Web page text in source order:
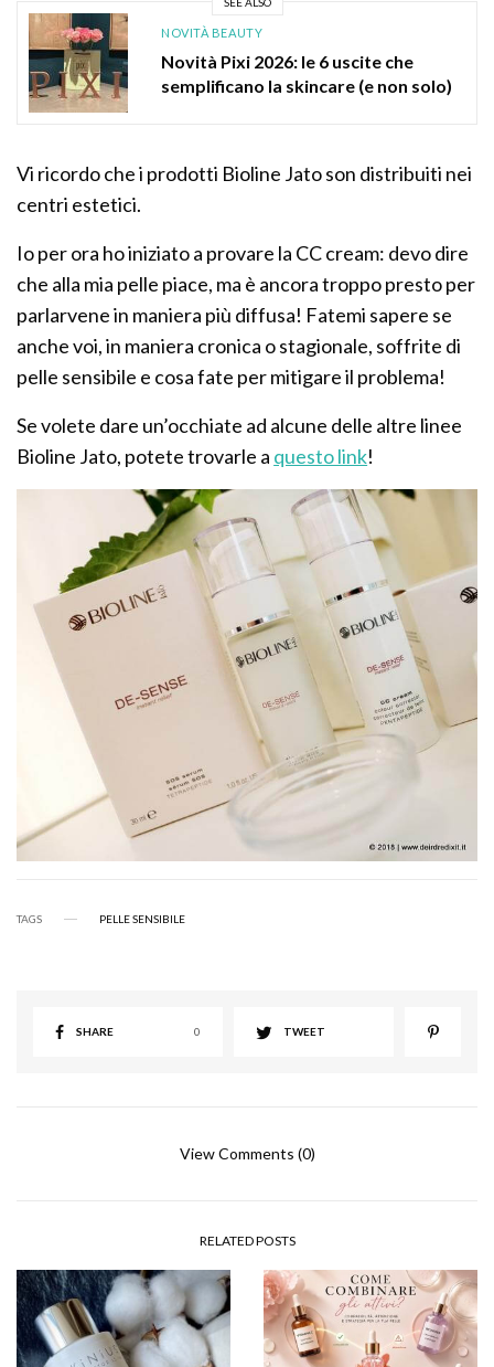
NOVITÀ BEAUTY
Novità Pixi 2026: le 6 uscite che
semplificano la skincare (e non solo)
Vi ricordo che i prodotti Bioline Jato son distribuiti nei
centri estetici.
Io per ora ho iniziato a provare la CC cream: devo dire
che alla mia pelle piace, ma è ancora troppo presto per
parlarvene in maniera più diffusa! Fatemi sapere se
anche voi, in maniera cronica o stagionale, soffrite di
pelle sensibile e cosa fate per mitigare il problema!
Se volete dare un’occhiate ad alcune delle altre linee
Bioline Jato, potete trovarle a questo link!
TAGS PELLE SENSIBILE
SHARE 0 TWEET
View Comments (0)
RELATED POSTS